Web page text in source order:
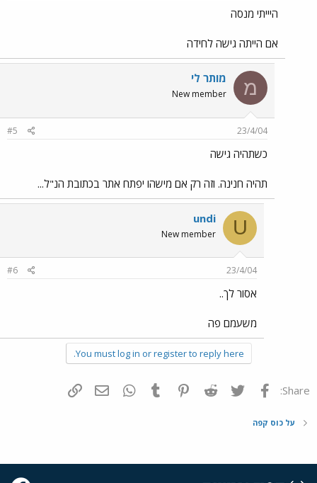
היייתי מנסה
אם הייתה גישה לחידה
מ מותר לי
New member
23/4/04
#5
כשתהיה גישה
תהיה חנינה. וזה רק אם מישהו יפתח אתר בכתובת הנ"ל...
U
undi
New member
23/4/04
#6
אסור לך..
משעמם פה
You must log in or register to reply here.
Share: פייסבוק Twitter
Reddit
Pinterest
Tumblr
WhatsAppדואר אלקטרוני
על כוס קפה